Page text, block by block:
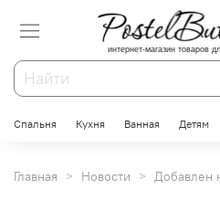
интернет-магазин товаров
Спальня Кухня Ванная Детям
Главная Новости Добавлен